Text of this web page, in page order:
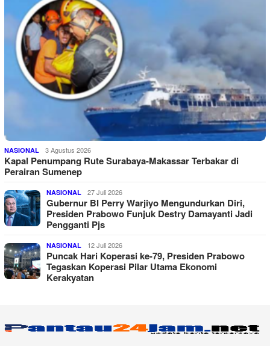
NASIONAL 3 Agustus 2026
Kapal Penumpang Rute Surabaya-Makassar Terbakar di
Perairan Sumenep
NASIONAL 27 Juli 2026
Gubernur BI Perry Warjiyo Mengundurkan Diri,
Presiden Prabowo Funjuk Destry Damayanti Jadi
Pengganti Pjs
NASIONAL 12 Juli 2026
Puncak Hari Koperasi ke-79, Presiden Prabowo
Tegaskan Koperasi Pilar Utama Ekonomi
Kerakyatan